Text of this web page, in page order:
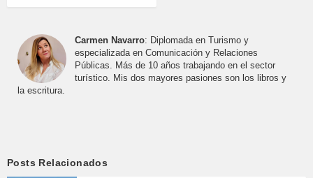
Carmen Navarro: Diplomada en Turismo y
especializada en Comunicación y Relaciones
Públicas. Más de 10 años trabajando en el sector
turístico. Mis dos mayores pasiones son los libros y
la escritura.
Posts Relacionados